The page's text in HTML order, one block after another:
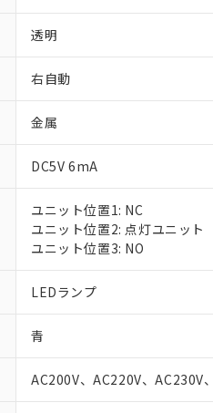
透明
右自動
金属
DC5V 6mA
ユニット位置1: NC
ユニット位置2: 点灯ユニット
ユニット位置3: NO
LEDランプ
青
AC200V、AC220V、AC230V